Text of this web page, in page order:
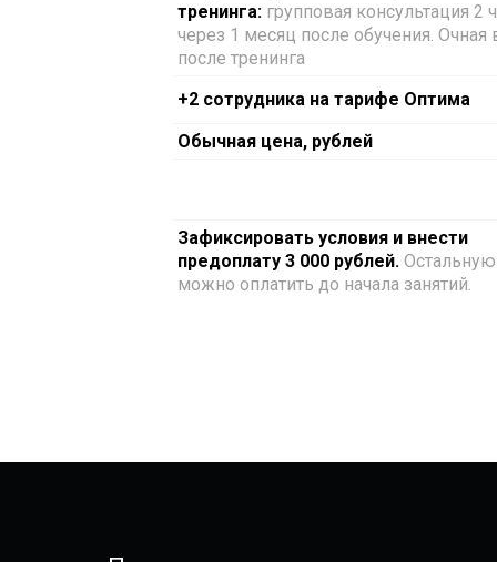
тренинга: групповая консультация 2
через 1 месяц после обучения. Очная
после тренинга
+2 сотрудника на тарифе Оптима
Обычная цена, рублей
Зафиксировать условия и внести
предоплату 3 000 рублей. Остальную
можно оплатить до начала занятий.